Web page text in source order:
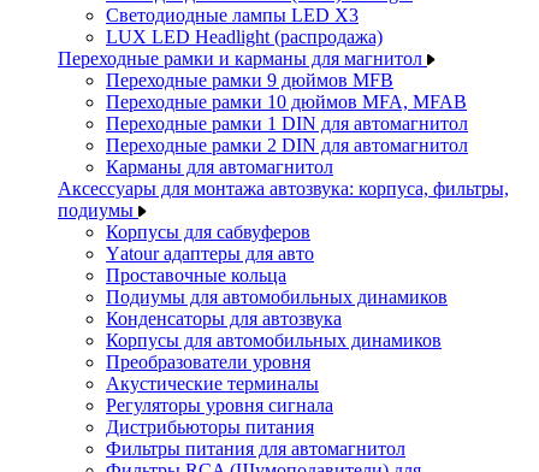
Светодиодные лампы LED X3
LUX LED Headlight (распродажа)
Переходные рамки и карманы для магнитол
Переходные рамки 9 дюймов MFB
Переходные рамки 10 дюймов MFA, MFAB
Переходные рамки 1 DIN для автомагнитол
Переходные рамки 2 DIN для автомагнитол
Карманы для автомагнитол
Аксессуары для монтажа автозвука: корпуса, фильтры,
подиумы
Корпусы для сабвуферов
Yаtour адаптеры для авто
Проставочные кольца
Подиумы для автомобильных динамиков
Конденсаторы для автозвука
Корпусы для автомобильных динамиков
Преобразователи уровня
Акустические терминалы
Регуляторы уровня сигнала
Дистрибьюторы питания
Фильтры питания для автомагнитол